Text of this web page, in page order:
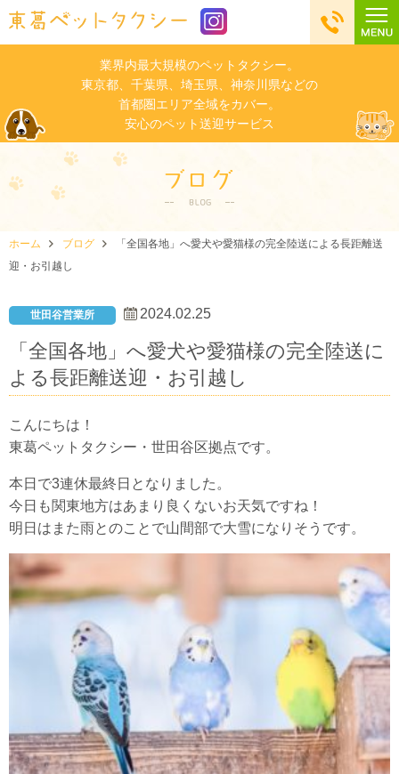
業界内最大規模のペットタクシー。
東京都、千葉県、埼玉県、神奈川県などの
首都圏エリア全域をカバー。
安心のペット送迎サービス
ホーム ブログ
「全国各地」へ愛犬や愛猫様の完全陸送による長距離送
迎・お引越し
世田谷営業所 2024.02.25
「全国各地」へ愛犬や愛猫様の完全陸送に
よる長距離送迎・お引越し
こんにちは！
東葛ペットタクシー・世田谷区拠点です。
本日で3連休最終日となりました。
今日も関東地方はあまり良くないお天気ですね！
明日はまた雨とのことで山間部で大雪になりそうです。